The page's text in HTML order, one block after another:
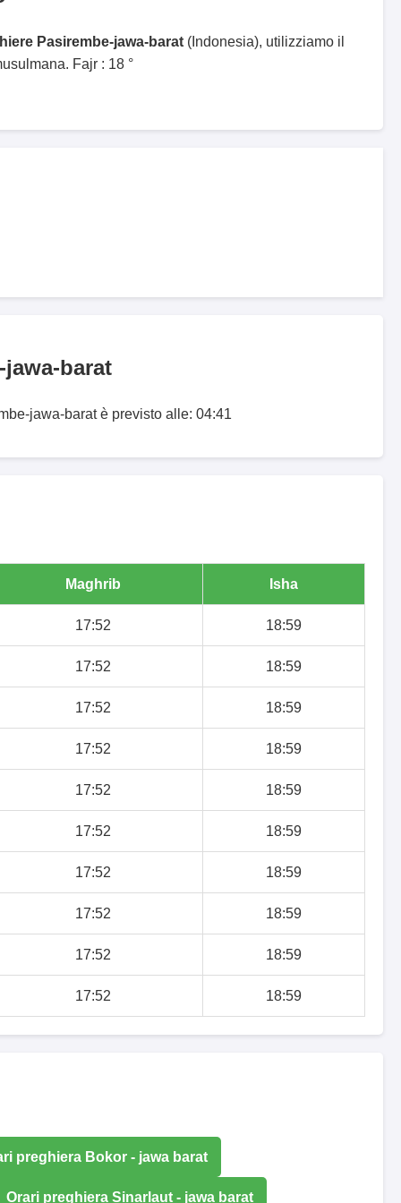
Pasirembe-jawa-barat (Indonesia), utilizziamo il
Fajr : 18 °
barat
jawa-barat è previsto alle: 04:41
Maghrib Isha
17:52 18:59
17:52 18:59
17:52 18:59
17:52 18:59
17:52 18:59
17:52 18:59
17:52 18:59
17:52 18:59
17:52 18:59
17:52 18:59
preghiera Bokor - jawa barat
Orari preghiera Sinarlaut - jawa barat